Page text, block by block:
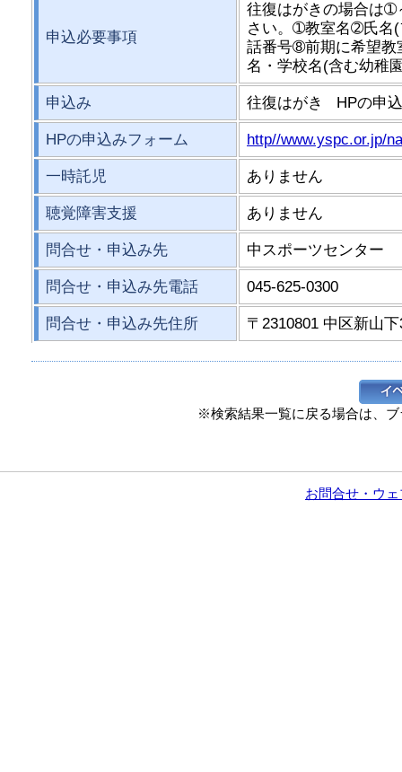
申込必要事項
往復はがきの場合は➀
さい。➀教室名➁氏
話番号➇前期に希望教
名・学校名(含む幼稚
申込み 往復はがき HPの申
HPの申込みフォーム http//www.yspc.or.jp/
一時託児 ありません
聴覚障害支援 ありません
問合せ・申込み先 中スポーツセンター
問合せ・申込み先電話 045-625-0300
問合せ・申込み先住所 〒2310801 中区新山
※検索結果一覧に戻る場合は、
お問合せ・ウ